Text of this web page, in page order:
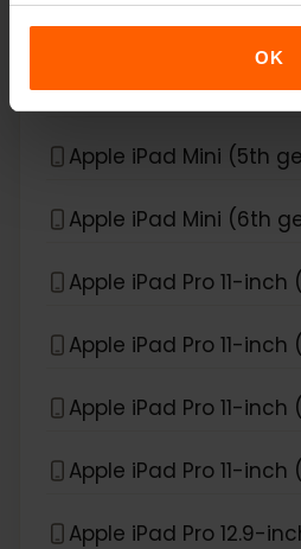
OK
Apple iPad Air (5th
Apple iPad Air (6th
Apple iPad Mini (5th
Apple iPad Mini (6th
Apple iPad Pro 11-
Apple iPad Pro 11-
Apple iPad Pro 11-
Apple iPad Pro 11-